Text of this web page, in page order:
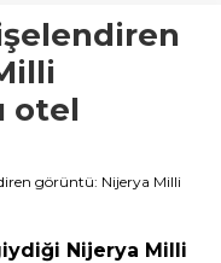
günde bitirdi! 95
mirası: ‘Evlat
Marmaris’te 4.1
Bektaş asıl riski
otel
görüntü: Nijerya Milli
Nijerya Milli